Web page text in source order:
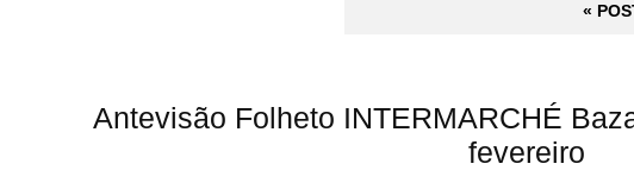
«
Antevisão Folheto INTERMARCHÉ
fevereiro